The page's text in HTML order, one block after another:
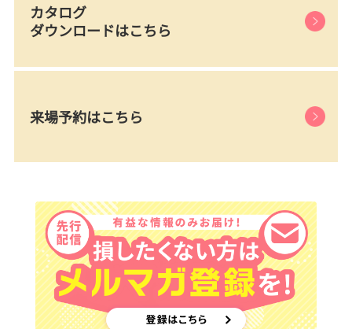
カタログ
ダウンロードはこちら
来場予約はこちら